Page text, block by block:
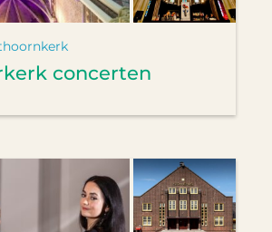
concerten